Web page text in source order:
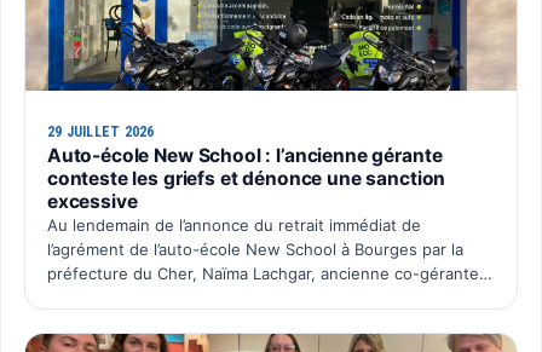
29 JUILLET 2026
Auto-école New School : l’ancienne gérante
conteste les griefs et dénonce une sanction
excessive
Au lendemain de l’annonce du retrait immédiat de
l’agrément de l’auto-école New School à Bourges par la
préfecture du Cher, Naïma Lachgar, ancienne co-gérante